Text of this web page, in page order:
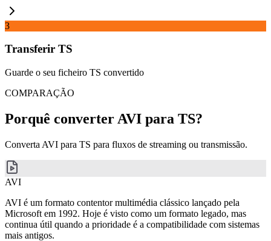
3
Transferir TS
Guarde o seu ficheiro TS convertido
COMPARAÇÃO
Porquê converter AVI para TS?
Converta AVI para TS para fluxos de streaming ou transmissão.
AVI
AVI é um formato contentor multimédia clássico lançado pela
Microsoft em 1992. Hoje é visto como um formato legado, mas
continua útil quando a prioridade é a compatibilidade com sistemas
mais antigos.